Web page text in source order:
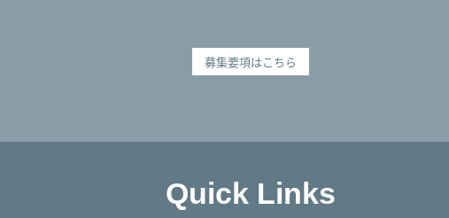
募集要項はこちら
Quick Links